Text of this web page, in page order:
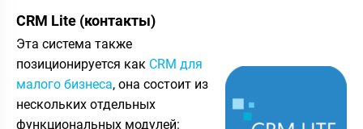
CRM Lite (контакты)
Эта система также
позиционируется как CRM для
малого бизнеса, она состоит из
нескольких отдельных
функциональных модулей: